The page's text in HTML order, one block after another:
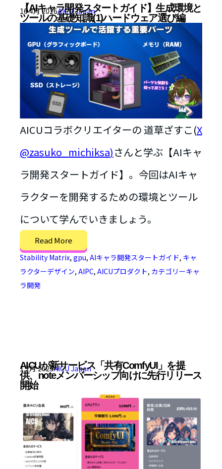
【AIキャラ開発スタートガイド】生成環境と
ツールの基礎知識(1)ハードウェア選び編
16 4月 2026AICU Japan
AICUコラボクリエイターの 道草ざすこ(X
@zasuko_michiksa)さんと学ぶ【AIキャ
ラ開発スタートガイド】。今回はAIキャ
ラクターを開発するための環境とツール
について学んでいきましょう。
Read More
Stability Matrix, gpu, AIキャラ開発スタートガイド, キャ
ラクターデザイン, AIPC, AICUプロダクト, カテゴリーキャ
ラ開発
AICUが新サービス「共有ComfyUI」を提
供、noteメンバーシップ向けに先行リリース
開始
1 2月 2025AICU Japan